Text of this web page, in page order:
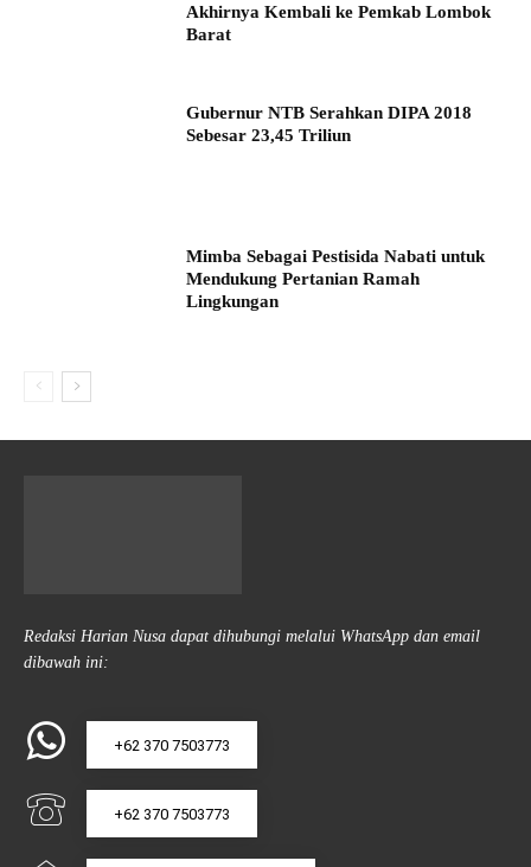
Akhirnya Kembali ke Pemkab Lombok
Barat
Gubernur NTB Serahkan DIPA 2018
Sebesar 23,45 Triliun
Mimba Sebagai Pestisida Nabati untuk
Mendukung Pertanian Ramah
Lingkungan
Redaksi Harian Nusa dapat dihubungi melalui WhatsApp dan email
dibawah ini:
+62 370 7503773
+62 370 7503773